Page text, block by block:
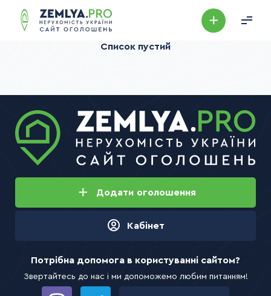
Зворотній зв’язок
Список пустий
Додати оголошення
Кабінет
Потрібна допомога в користуванні сайтом?
Звертайтесь до нас і ми допоможемо любим питанням!